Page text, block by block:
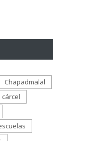
Chapadmalal
cárcel